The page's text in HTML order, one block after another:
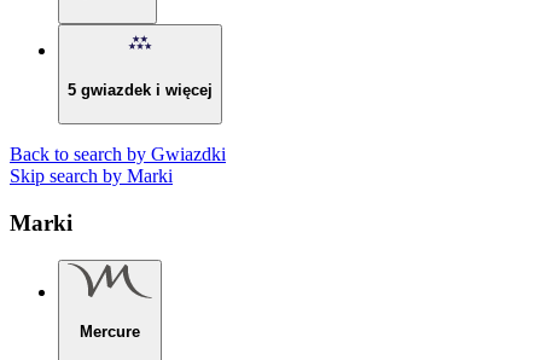
5 gwiazdek i więcej
Back to search by Gwiazdki
Skip search by Marki
Marki
Mercure